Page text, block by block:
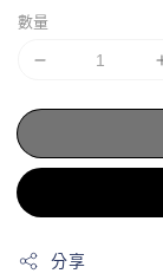
數量
分享